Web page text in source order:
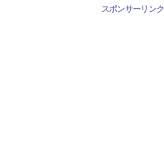
スポンサーリンク